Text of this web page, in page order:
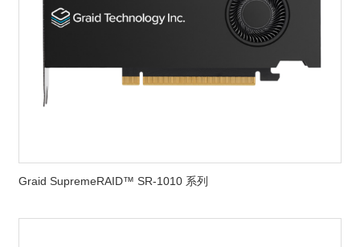
Graid SupremeRAID™ SR-1010 系列